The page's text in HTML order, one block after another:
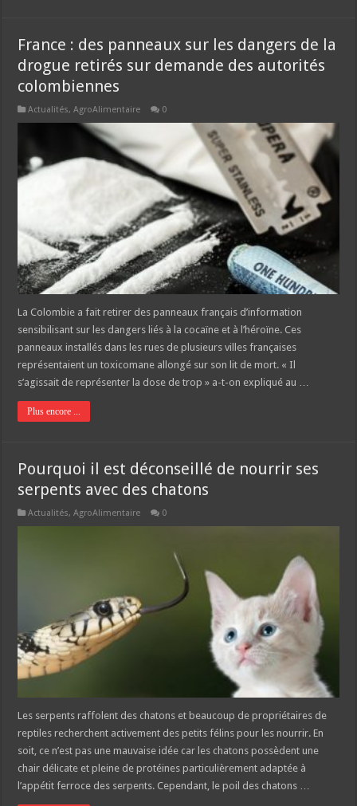
France : des panneaux sur les dangers de la
drogue retirés sur demande des autorités
colombiennes
Actualités,AgroAlimentaire 0
La Colombie a fait retirer des panneaux français d’information
sensibilisant sur les dangers liés à la cocaïne et à l’héroïne. Ces
panneaux installés dans les rues de plusieurs villes françaises
représentaient un toxicomane allongé sur son lit de mort. « Il
s’agissait de représenter la dose de trop » a-t-on expliqué au …
Plus encore ...
Pourquoi il est déconseillé de nourrir ses
serpents avec des chatons
Actualités,AgroAlimentaire 0
Les serpents raffolent des chatons et beaucoup de propriétaires de
reptiles recherchent activement des petits félins pour les nourrir. En
soit, ce n’est pas une mauvaise idée car les chatons possèdent une
chair délicate et pleine de protéines particulièrement adaptée à
l’appétit ferroce des serpents. Cependant, le poil des chatons …